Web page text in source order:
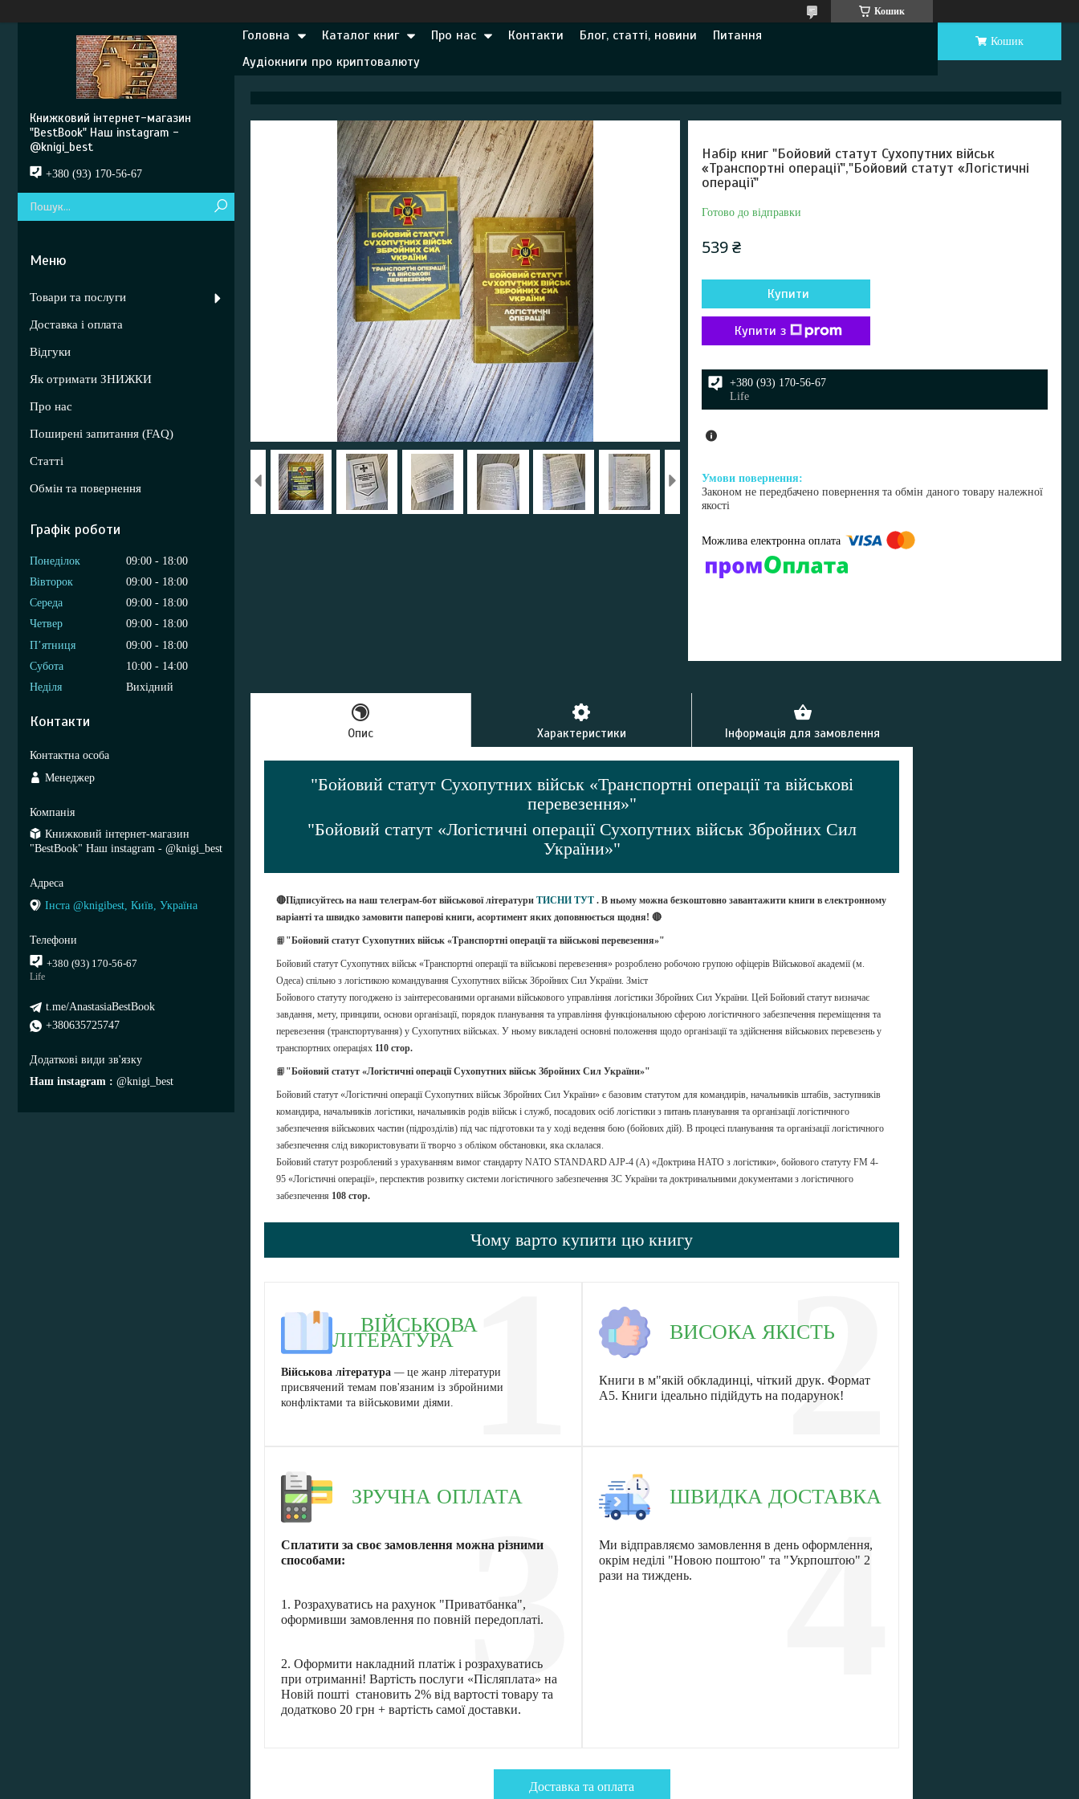
Кошик
Головна Каталог книг Про нас Контакти Блог, статті, новини
Питання
Аудіокниги про криптовалюту
Кошик
Набір книг "Бойовий статут Сухопутних військ
«Транспортні операції","Бойовий статут «Логістичні
операції"
Готово до відправки
539 ₴
Купити
Купити з
+380 (93) 170-56-67
Life
Законом не передбачено повернення та обмін даного товару належної
якості
Опис Характеристики Інформація для замовлення
"Бойовий статут Сухопутних військ «Транспортні операції та військові
перевезення»"
"Бойовий статут «Логістичні операції Сухопутних військ Збройних Сил
України»"
🔴Підписуйтесь на наш телеграм-бот військової літератури ТИСНИ ТУТ . В ньому можна безкоштовно завантажити книги в електронному
варіанті та швидко замовити паперові книги, асортимент яких доповнюється щодня! 🔴
📙 "Бойовий статут Сухопутних військ «Транспортні операції та військові перевезення»"
Бойовий статут Сухопутних військ «Транспортні операції та військові перевезення» розроблено робочою групою офіцерів Військової академії (м.
Одеса) спільно з логістикою командування Сухопутних військ Збройних Сил України. Зміст
Бойового статуту погоджено із заінтересованими органами військового управління логістики Збройних Сил України. Цей Бойовий статут визначає
завдання, мету, принципи, основи організації, порядок планування та управління функціональною сферою логістичного забезпечення переміщення та
перевезення (транспортування) у Сухопутних військах. У ньому викладені основні положення щодо організації та здійснення військових перевезень у
транспортних операціях 110 стор.
📙 "Бойовий статут «Логістичні операції Сухопутних військ Збройних Сил України»"
Бойовий статут «Логістичні операції Сухопутних військ Збройних Сил України» є базовим статутом для командирів, начальників штабів, заступників
командира, начальників логістики, начальників родів військ і служб, посадових осіб логістики з питань планування та організації логістичного
забезпечення військових частин (підрозділів) під час підготовки та у ході ведення бою (бойових дій). В процесі планування та організації логістичного
забезпечення слід використовувати її творчо з обліком обстановки, яка склалася.
Бойовий статут розроблений з урахуванням вимог стандарту NATO STANDARD AJP-4 (А) «Доктрина НАТО з логістики», бойового статуту FM 4-
95 «Логістичні операції», перспектив розвитку системи логістичного забезпечення ЗС України та доктринальними документами з логістичного
забезпечення 108 стор.
Чому варто купити цю книгу
1
ВІЙСЬКОВА
ЛІТЕРАТУРА
Військова література — це жанр літератури
присвячений темам пов'язаним із збройними
конфліктами та військовими діями.
2
ВИСОКА ЯКІСТЬ
Книги в м"якій обкладинці, чіткий друк. Формат
А5. Книги ідеально підійдуть на подарунок!
3
ЗРУЧНА ОПЛАТА
Сплатити за своє замовлення можна різними
способами:
1. Розрахуватись на рахунок "Приватбанка",
оформивши замовлення по повній передоплаті.
2. Оформити накладний платіж і розрахуватись
при отриманні! Вартість послуги «Післяплата» на
Новій пошті становить 2% від вартості товару та
додатково 20 грн + вартість самої доставки.
4
ШВИДКА ДОСТАВКА
Ми відправляємо замовлення в день оформлення,
окрім неділі "Новою поштою" та "Укрпоштою" 2
рази на тиждень.
Доставка та оплата
Книжковий інтернет-магазин
"BestBook" Наш instagram -
@knigi_best
+380 (93) 170-56-67
Товари та послуги
Доставка і оплата
Відгуки
Як отримати ЗНИЖКИ
Про нас
Поширені запитання (FAQ)
Статті
Обмін та повернення
Графік роботи
Понеділок 09:00
18:00
Вівторок
09:00
18:00
Середа
09:00
18:00
Четвер
09:00
18:00
Пʼятниця
09:00
18:00
Субота
10:00
14:00
Неділя
Вихідний
Контакти
Менеджер
Книжковий інтернет-магазин
"BestBook" Наш instagram - @knigi_best
Інста @knigibest, Київ, Україна
+380 (93) 170-56-67
Life
t.me/AnastasiaBestBook
+380635725747
Наш instagram @knigi_best